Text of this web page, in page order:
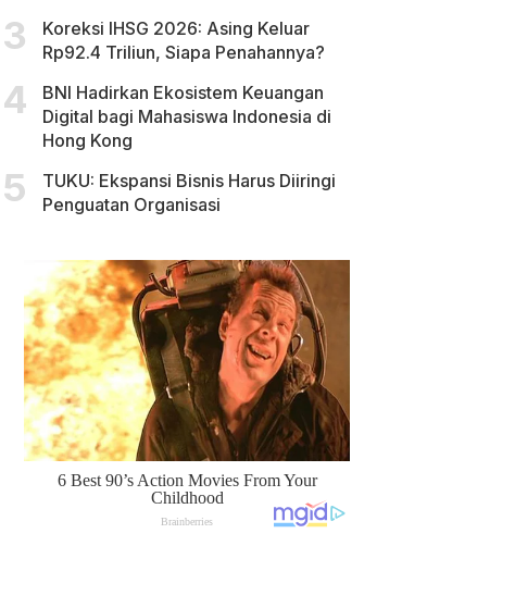
Koreksi IHSG 2026: Asing Keluar
Rp92.4 Triliun, Siapa Penahannya?
BNI Hadirkan Ekosistem Keuangan
Digital bagi Mahasiswa Indonesia di
Hong Kong
TUKU: Ekspansi Bisnis Harus Diiringi
Penguatan Organisasi